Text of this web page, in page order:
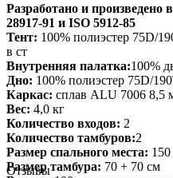
Разработано и
28917-91 и ISO 5912-85
Тент: 100% полиэстер 75D/
в ст
Внутренняя палатка:100%
Дно: 100% полиэстер 75D/
Каркас: сплав ALU 7006 8,5
Вес: 4,0 кг
Количество входов: 2
Количество тамбуров:2
Размер спального места:
Размер тамбура: 70 + 70 см
Отзывы